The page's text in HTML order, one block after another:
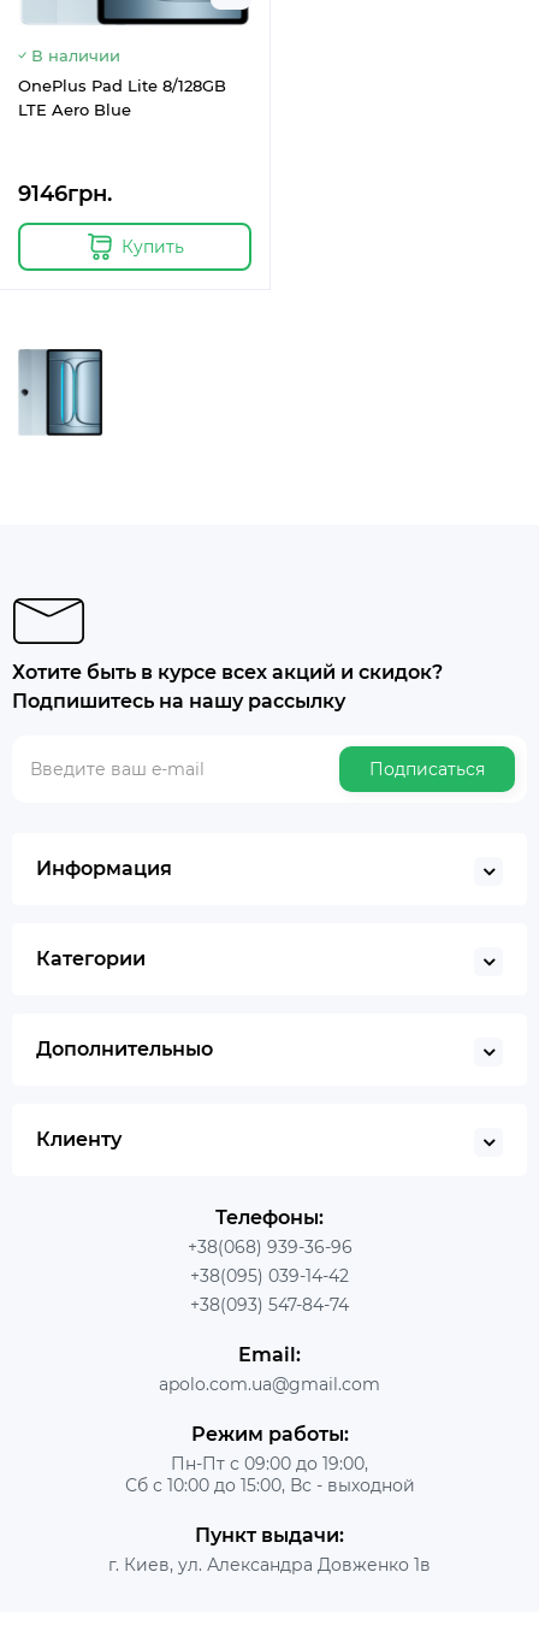
В наличии
OnePlus Pad Lite 8/128GB
LTE Aero Blue
9146грн.
Купить
Хотите быть в курсе всех акций и скидок?
Подпишитесь на нашу рассылку
Подписаться
Информация
Категории
Дополнительныо
Клиенту
Телефоны:
+38(068) 939-36-96
+38(095) 039-14-42
+38(093) 547-84-74
Email:
apolo.com.ua@gmail.com
Режим работы:
Пн-Пт с 09:00 до 19:00,
Сб с 10:00 до 15:00, Вс - выходной
Пункт выдачи:
г. Киев, ул. Александра Довженко 1в